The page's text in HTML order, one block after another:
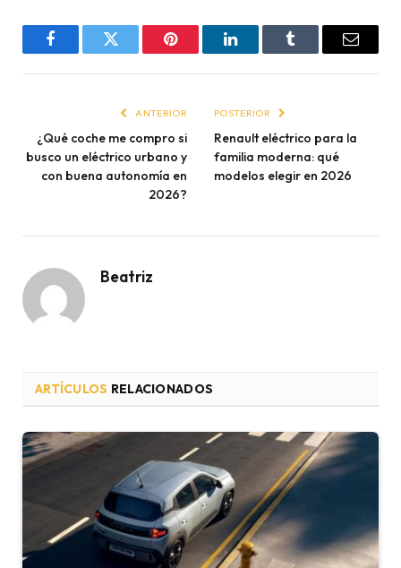
FacebookTwitter Pinterest LinkedInTumblr Email
ANTERIOR
¿Qué coche me compro si
busco un eléctrico urbano y
con buena autonomía en
2026?
POSTERIOR
Renault eléctrico para la
familia moderna: qué
modelos elegir en 2026
Beatriz
ARTÍCULOS RELACIONADOS